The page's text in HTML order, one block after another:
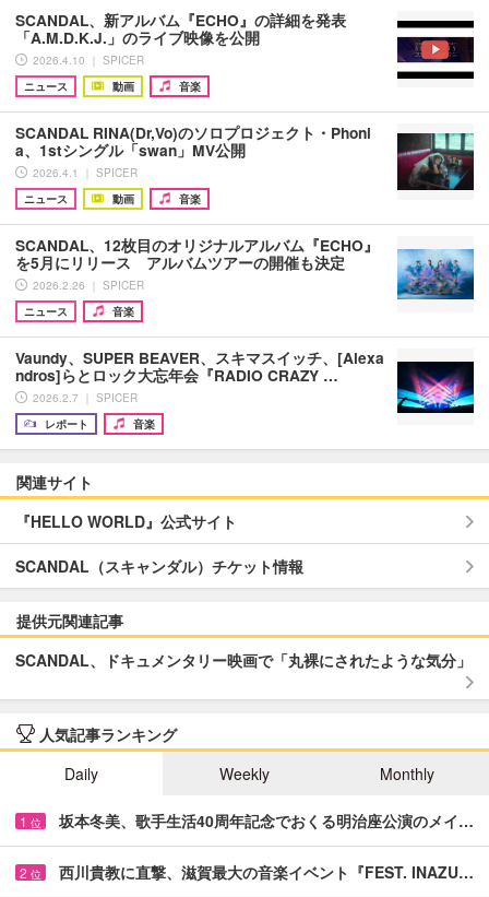
SCANDAL、新アルバム『ECHO』の詳細を発表
「A.M.D.K.J.」のライブ映像を公開
2026.4.10 ｜ SPICER
ニュース
動画 音楽
SCANDAL RINA(Dr,Vo)のソロプロジェクト・Phoni
a、1stシングル「swan」MV公開
2026.4.1 ｜ SPICER
ニュース
動画 音楽
SCANDAL、12枚目のオリジナルアルバム『ECHO』
を5月にリリース アルバムツアーの開催も決定
2026.2.26 ｜ SPICER
ニュース
音楽
Vaundy、SUPER BEAVER、スキマスイッチ、[Alexa
ndros]らとロック大忘年会『RADIO CRAZY …
2026.2.7 ｜ SPICER
レポート
音楽
関連サイト
『HELLO WORLD』公式サイト
SCANDAL（スキャンダル）チケット情報
提供元関連記事
SCANDAL、ドキュメンタリー映画で「丸裸にされたような気分」
人気記事ランキング
Daily
Weekly Monthly
1 位 坂本冬美、歌手生活40周年記念でおくる明治座公演のメイ…
2 位 西川貴教に直撃、滋賀最大の音楽イベント『FEST. INAZU…